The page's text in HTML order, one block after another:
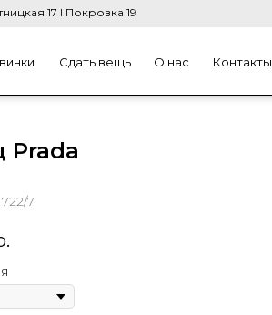
Сдать вещь О нас Контакты
17 I Покровка 19
Prada
7